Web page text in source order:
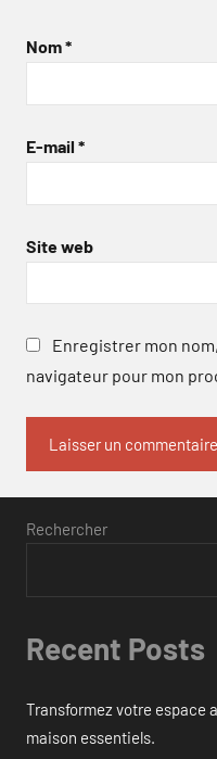
Nom*
E-mail *
Site web
Enregistrer mon
navigateur pour mon
Rechercher
Recent Posts
Transformez votre espace
maison essentiels.